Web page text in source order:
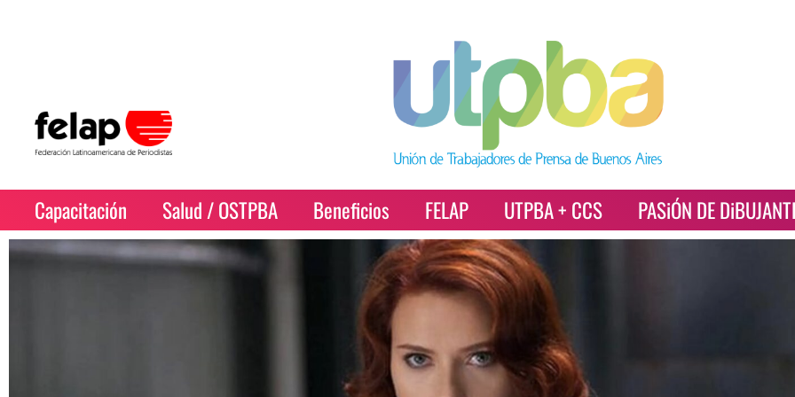
Capacitación Salud / OSTPBA Beneficios FELAP UTPBA + CCS PASiÓN DE